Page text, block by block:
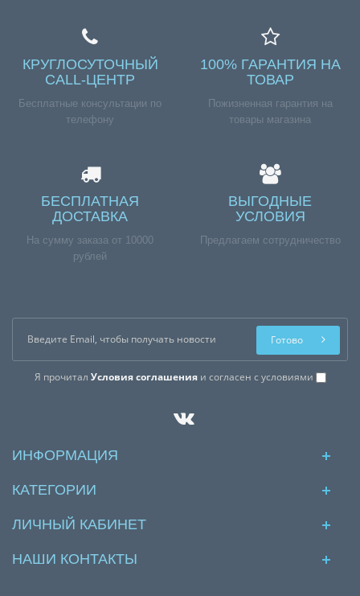
КРУГЛОСУТОЧНЫЙ
CALL-ЦЕНТР
Бесплатные консультации по
телефону
100% ГАРАНТИЯ НА
ТОВАР
Пожизненная гарантия на
товары магазина
БЕСПЛАТНАЯ
ДОСТАВКА
На сумму заказа от 10000
рублей
ВЫГОДНЫЕ
УСЛОВИЯ
Предлагаем сотрудничество
Я прочитал Условия соглашенияи согласен с условиями
Готово
ИНФОРМАЦИЯ
КАТЕГОРИИ
ЛИЧНЫЙ КАБИНЕТ
НАШИ КОНТАКТЫ